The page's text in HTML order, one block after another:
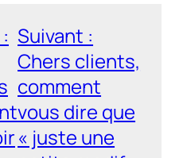
Suivant :
Chers clients,
comment
vous dire que
« juste une